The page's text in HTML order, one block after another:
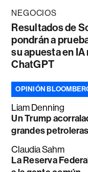
NEGOCIOS
Resultados de
pondrán a
su apuesta en IA
ChatGPT
OPINIÓN
Liam Denning
Un Trump
grandes petroleras
Claudia Sahm
La Reserva